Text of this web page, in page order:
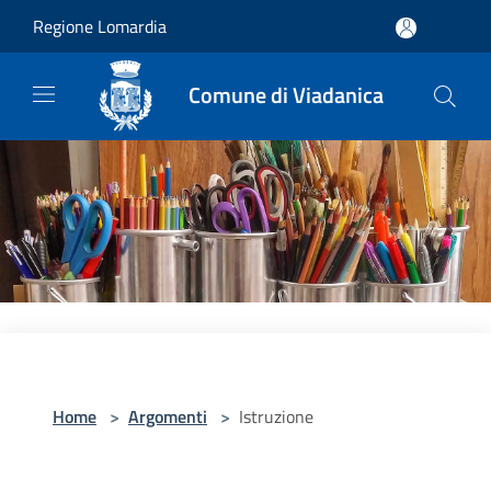
Regione Lomardia
Comune di Viadanica
Home > Argomenti > Istruzione